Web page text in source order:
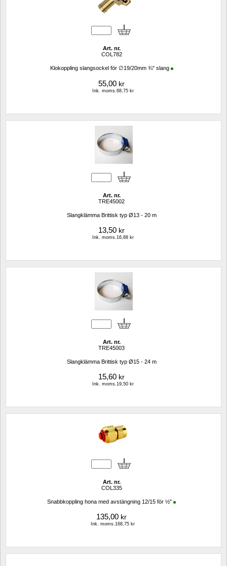
Art. nr.
COL782
Klokoppling slangsockel för ∅19/20mm ¾" slang
55,00 kr
Ink. moms.68,75 kr
Art. nr.
TRE45002
Slangklämma Brittisk typ Ø13 - 20 m
13,50 kr
Ink. moms.16,88 kr
Art. nr.
TRE45003
Slangklämma Brittisk typ Ø15 - 24 m
15,60 kr
Ink. moms.19,50 kr
Art. nr.
COL335
Snabbkoppling hona med avstängning 12/15 för ½"
135,00 kr
Ink. moms.168,75 kr